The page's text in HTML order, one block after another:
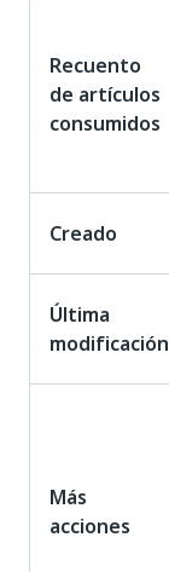
Recuento
de artículos
consumidos
Creado
Última
modificación
Más
acciones